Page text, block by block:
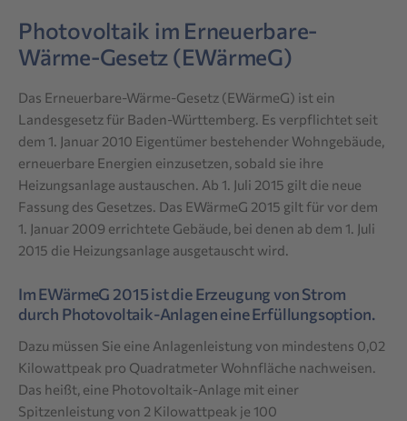
Photovoltaik im Erneuerbare-
Wärme-Gesetz (EWärmeG)
Das Erneuerbare-Wärme-Gesetz (EWärmeG) ist ein
Landesgesetz für Baden-Württemberg. Es verpflichtet seit
dem 1. Januar 2010 Eigentümer bestehender Wohngebäude,
erneuerbare Energien einzusetzen, sobald sie ihre
Heizungsanlage austauschen. Ab 1. Juli 2015 gilt die neue
Fassung des Gesetzes. Das EWärmeG 2015 gilt für vor dem
1. Januar 2009 errichtete Gebäude, bei denen ab dem 1. Juli
2015 die Heizungsanlage ausgetauscht wird.
Im EWärmeG 2015 ist die Erzeugung von Strom
durch Photovoltaik-Anlagen eine Erfüllungsoption.
Dazu müssen Sie eine Anlagenleistung von mindestens 0,02
Kilowattpeak pro Quadratmeter Wohnfläche nachweisen.
Das heißt, eine Photovoltaik-Anlage mit einer
Spitzenleistung von 2 Kilowattpeak je 100